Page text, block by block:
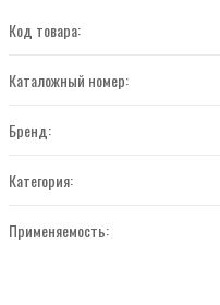
Код товара:
Каталожный номер:
Бренд:
Категория:
Применяемость: